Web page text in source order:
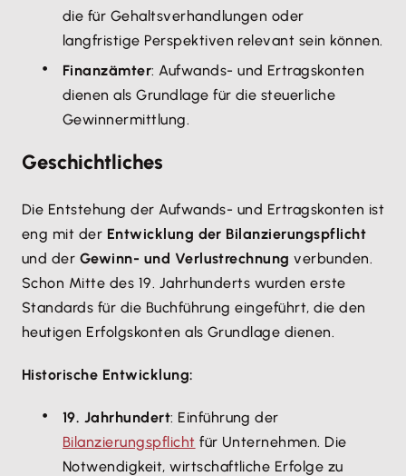
die für Gehaltsverhandlungen oder
langfristige Perspektiven relevant sein können.
Finanzämter: Aufwands- und Ertragskonten
dienen als Grundlage für die steuerliche
Gewinnermittlung.
Geschichtliches
Die Entstehung der Aufwands- und Ertragskonten ist
eng mit der Entwicklung der Bilanzierungspflicht
und der Gewinn- und Verlustrechnung verbunden.
Schon Mitte des 19. Jahrhunderts wurden erste
Standards für die Buchführung eingeführt, die den
heutigen Erfolgskonten als Grundlage dienen.
Historische Entwicklung:
19. Jahrhundert: Einführung der
Bilanzierungspflicht für Unternehmen. Die
Notwendigkeit, wirtschaftliche Erfolge zu